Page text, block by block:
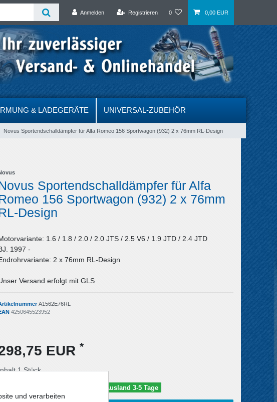
Anmelden Registrieren 0 0,00 EUR
& LADEGERÄTE UNIVERSAL-ZUBEHÖR
Novus Sportendschalldämpfer für Alfa Romeo 156 Sportwagon (932) 2 x 76mm RL-Design
Sportendschalldämpfer für Alfa
156 Sportwagon (932) 2 x 76mm
Design
1.6 / 1.8 / 2.0 / 2.0 JTS / 2.5 V6 / 1.9 JTD / 2.4 JTD
1997 -
2 x 76mm RL-Design
Versand erfolgt mit GLS
A1562E76RL
4250645523952
EUR *
1Stück
Lieferzeit: Deutschland 1-2 Tage / Ausland 3-5 Tage
und verarbeiten